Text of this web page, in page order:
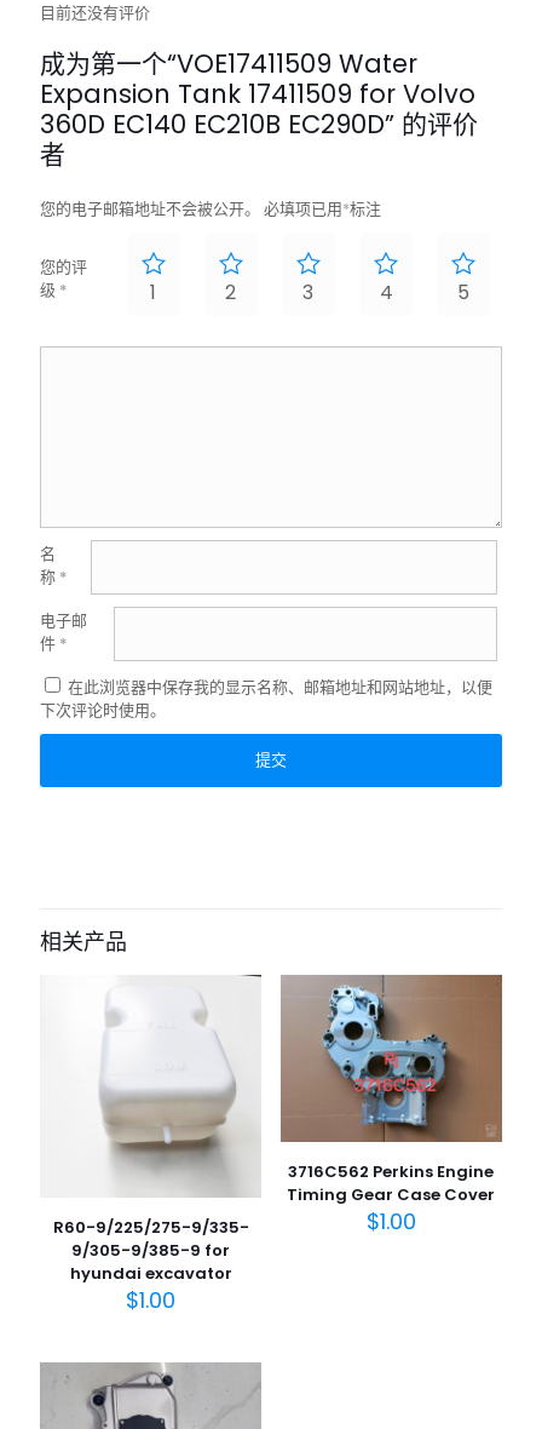
目前还没有评价
成为第一个“VOE17411509 Water
Expansion Tank 17411509 for Volvo
360D EC140 EC210B EC290D” 的评价
者
您的电子邮箱地址不会被公开。 必填项已用*标注
您的评
级 * 1 2 3 4 5
名
称 *
电子邮
件 *
在此浏览器中保存我的显示名称、邮箱地址和网站地址，以便
下次评论时使用。
相关产品
R60-9/225/275-9/335-
9/305-9/385-9 for
hyundai excavator
$1.00
3716C562 Perkins Engine
Timing Gear Case Cover
$1.00